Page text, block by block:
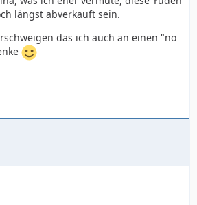
längst abverkauft sein.
das ich auch an einen "no